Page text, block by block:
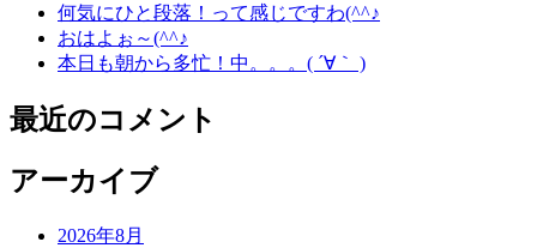
何気にひと段落！って感じですわ(^^♪
おはよぉ～(^^♪
本日も朝から多忙！中。。。( ´∀｀ )
最近のコメント
アーカイブ
2026年8月